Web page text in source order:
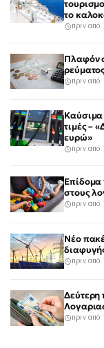
το
πριν από
Πλαφόν
πριν από
Καύσιμα
τιμές –
ευρώ»
πριν από
Επίδομα
στους
πριν από
Νέο
πριν από
Δεύτερη
πριν από